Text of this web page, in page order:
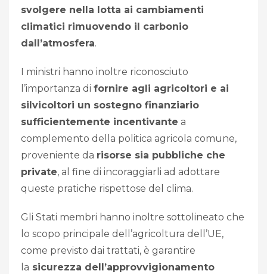
svolgere nella lotta ai cambiamenti
climatici rimuovendo il carbonio
dall’atmosfera.
I ministri hanno inoltre riconosciuto
l’importanza di fornire agli agricoltori e ai
silvicoltori un sostegno finanziario
sufficientemente incentivante a
complemento della politica agricola comune,
proveniente da risorse sia pubbliche che
private, al fine di incoraggiarli ad adottare
queste pratiche rispettose del clima.
Gli Stati membri hanno inoltre sottolineato che
lo scopo principale dell’agricoltura dell’UE,
come previsto dai trattati, è garantire
la sicurezza dell’approvvigionamento